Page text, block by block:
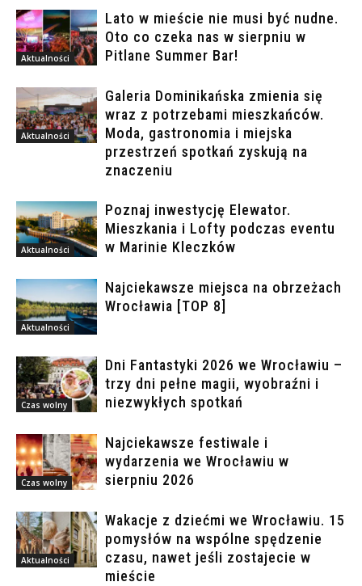
Aktualności
Lato w mieście nie musi być nudne.
Oto co czeka nas w sierpniu w
Pitlane Summer Bar!
Aktualności
Galeria Dominikańska zmienia się
wraz z potrzebami mieszkańców.
Moda, gastronomia i miejska
przestrzeń spotkań zyskują na
znaczeniu
Aktualności
Poznaj inwestycję Elewator.
Mieszkania i Lofty podczas eventu
w Marinie Kleczków
Aktualności
Najciekawsze miejsca na obrzeżach
Wrocławia [TOP 8]
Czas wolny
Dni Fantastyki 2026 we Wrocławiu –
trzy dni pełne magii, wyobraźni i
niezwykłych spotkań
Czas wolny
Najciekawsze festiwale i
wydarzenia we Wrocławiu w
sierpniu 2026
Aktualności
Wakacje z dziećmi we Wrocławiu. 15
pomysłów na wspólne spędzenie
czasu, nawet jeśli zostajecie w
mieście